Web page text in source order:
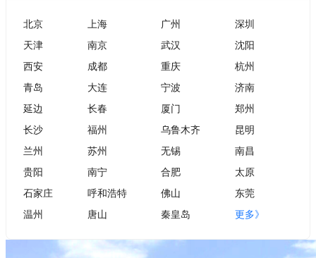
北京 上海 广州
深圳
天津
南京 武汉
沈阳
西安
成都 重庆
杭州
青岛
大连 宁波
济南
延边
长春 厦门
郑州
长沙
福州 乌鲁木齐
昆明
兰州
苏州 无锡
南昌
贵阳
南宁 合肥
太原
石家庄
呼和浩特 佛山
东莞
温州
唐山 秦皇岛 更多》